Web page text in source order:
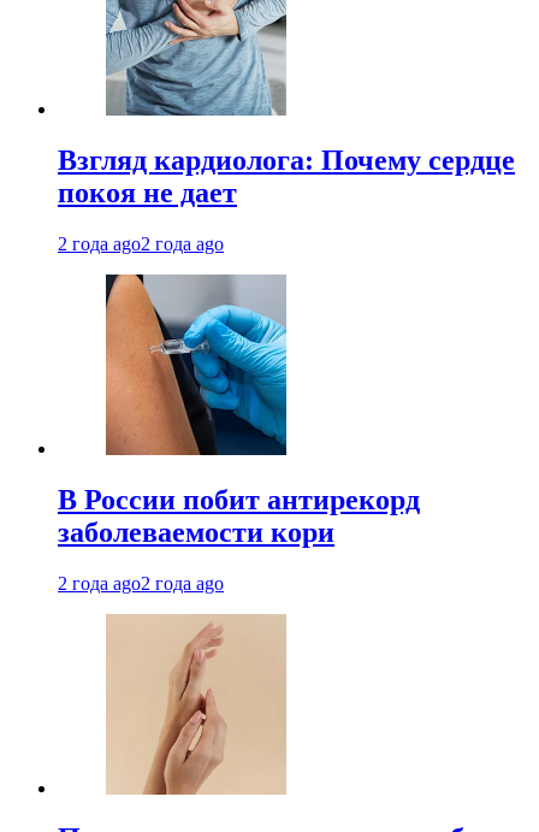
Взгляд кардиолога: Почему сердце
покоя не дает
2 года ago2 года ago
В России побит антирекорд
заболеваемости кори
2 года ago2 года ago